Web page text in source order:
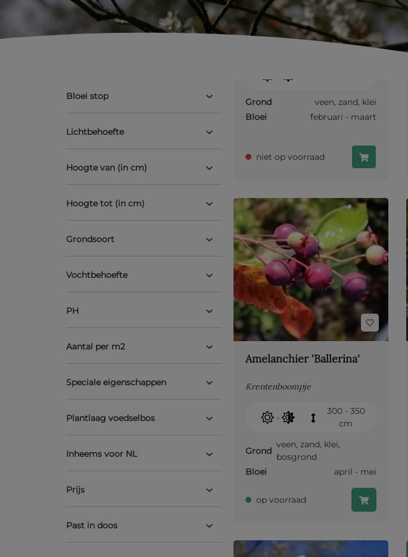
Bloeiperiode
Bloei stop
Lichtbehoefte
Hoogte van (in cm)
Hoogte tot (in cm)
Grondsoort
Vochtbehoefte
PH
Aantal per m2
Speciale eigenschappen
Plantlaag voedselbos
Inheems voor NL
Prijs
Past in doos
Alnus cordata
Grond veen, zand, klei
Bloei
februari - maart
niet op voorraad
Amelanchier 'Ballerina'
Krentenboompje
-
300 - 350
cm
Grond
veen, zand, klei,
bosgrond
Bloei
april - mei
op voorraad